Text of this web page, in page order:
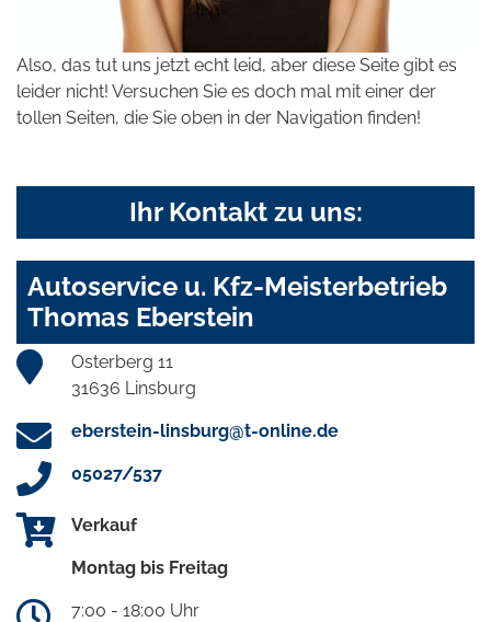
Also, das tut uns jetzt echt leid, aber diese Seite gibt es
leider nicht! Versuchen Sie es doch mal mit einer der
tollen Seiten, die Sie oben in der Navigation finden!
Ihr Kontakt zu uns:
Autoservice u. Kfz-Meisterbetrieb
Thomas Eberstein
Osterberg 11
31636 Linsburg
eberstein-linsburg@t-online.de
05027/537
Verkauf
Montag bis Freitag
7:00 - 18:00 Uhr